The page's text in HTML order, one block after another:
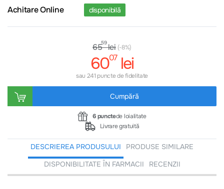
Achitare Online disponibilă
6559lei (-8%)
6007 lei
sau 241 puncte de fidelitate
Cumpără
6 punctede loialitate
Livrare gratuită
DESCRIEREA PRODUSULUI
PRODUSE SIMILARE
DISPONIBILITATE ÎN FARMACII
RECENZII